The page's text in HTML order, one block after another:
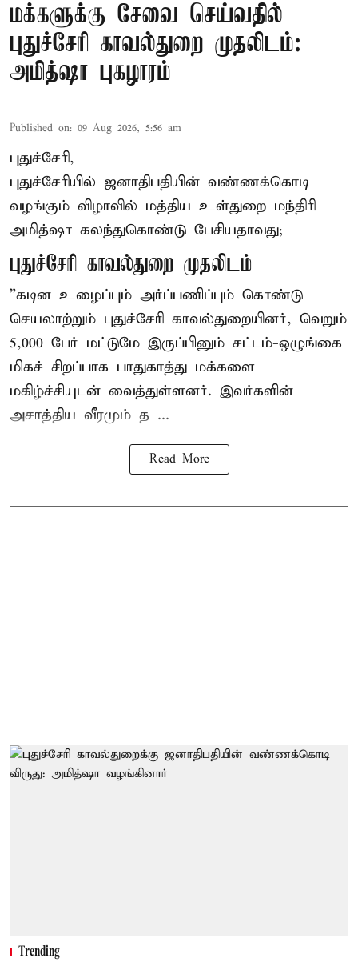
மக்களுக்கு சேவை செய்வதில்
புதுச்சேரி காவல்துறை முதலிடம்:
அமித்ஷா புகழாரம்
Published on: 09 Aug 2026, 5:56 am
புதுச்சேரி,
புதுச்சேரியில் ஜனாதிபதியின் வண்ணக்கொடி
வழங்கும் விழாவில் மத்திய உள்துறை மந்திரி
அமித்ஷா கலந்துகொண்டு பேசியதாவது;
புதுச்சேரி காவல்துறை முதலிடம்
”கடின உழைப்பும் அர்ப்பணிப்பும் கொண்டு
செயலாற்றும் புதுச்சேரி காவல்துறையினர், வெறும்
5,000 பேர் மட்டுமே இருப்பினும் சட்டம்-ஒழுங்கை
மிகச் சிறப்பாக பாதுகாத்து மக்களை
மகிழ்ச்சியுடன் வைத்துள்ளனர். இவர்களின்
அசாத்திய வீரமும் த ...
Read More
Trending